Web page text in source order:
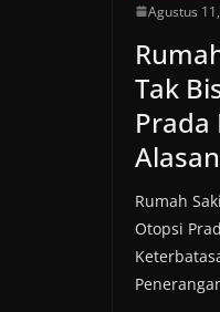
Agustus
Tak
Prada
Rumah
Otopsi